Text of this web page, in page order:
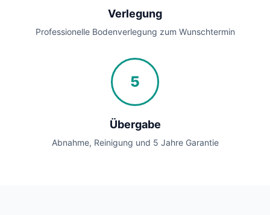
Verlegung
Professionelle Bodenverlegung zum Wunschtermin
5
Übergabe
Abnahme, Reinigung und 5 Jahre Garantie